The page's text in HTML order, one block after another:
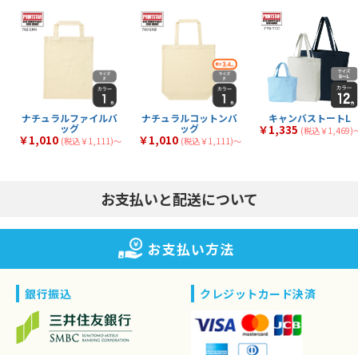
全
ー
全14商品
ナチュラルファイルバ
ッグ
￥1,010 (税込￥1,111)〜
ナチュラルコットンバ
ッグ
￥1,010 (税込￥1,111)〜
キャンバストートL
￥1,335 (税込￥1,469)
お支払いと配送について
お支払い方法
銀行振込 クレジットカード決済